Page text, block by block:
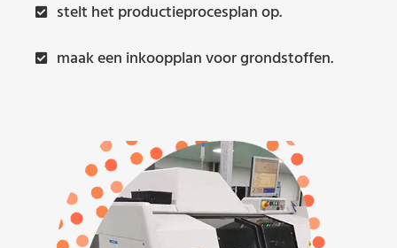
stelt het productieprocesplan op.
maak een inkoopplan voor grondstoffen.